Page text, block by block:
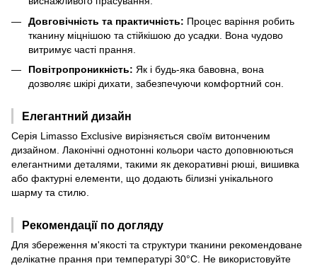
Довговічність та практичність: Процес варіння робить
тканину міцнішою та стійкішою до усадки. Вона чудово
витримує часті прання.
Повітропроникність: Як і будь-яка бавовна, вона
дозволяє шкірі дихати, забезпечуючи комфортний сон.
Елегантний дизайн
Серія Limasso Exclusive вирізняється своїм витонченим
дизайном. Лаконічні однотонні кольори часто доповнюються
елегантними деталями, такими як декоративні рюші, вишивка
або фактурні елементи, що додають білизні унікального
шарму та стилю.
Рекомендації по догляду
Для збереження м'якості та структури тканини рекомендоване
делікатне прання при температурі 30°C. Не використовуйте